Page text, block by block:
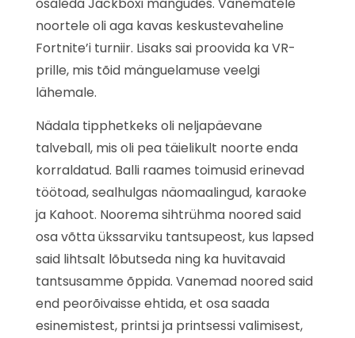
noortele oli aga kavas keskustevaheline
Fortnite’i turniir. Lisaks sai proovida ka VR-
prille, mis tõid mänguelamuse veelgi
lähemale.
Nädala tipphetkeks oli neljapäevane
talveball, mis oli pea täielikult noorte enda
korraldatud. Balli raames toimusid erinevad
töötoad, sealhulgas näomaalingud, karaoke
ja Kahoot. Noorema sihtrühma noored said
osa võtta ükssarviku tantsupeost, kus lapsed
said lihtsalt lõbutseda ning ka huvitavaid
tantsusamme õppida. Vanemad noored said
end peorõivaisse ehtida, et osa saada
esinemistest, printsi ja printsessi valimisest,